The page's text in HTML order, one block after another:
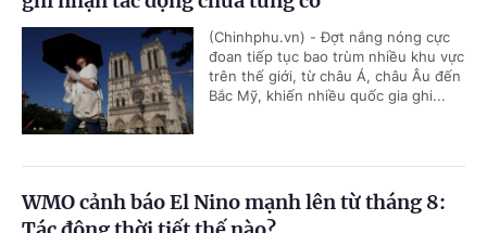
(Chinhphu.vn) - Đợt nắng nóng cực
đoan tiếp tục bao trùm nhiều khu vực
trên thế giới, từ châu Á, châu Âu đến
Bắc Mỹ, khiến nhiều quốc gia ghi...
WMO cảnh báo El Nino mạnh lên từ tháng 8: